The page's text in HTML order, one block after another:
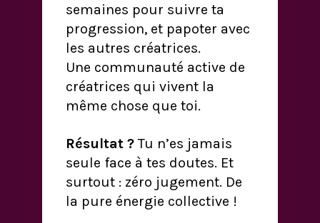
semaines pour suivre ta
progression, et papoter avec
les autres créatrices.
Une communauté active de
créatrices qui vivent la
même chose que toi.
Résultat ?Tu n’es jamais
seule face à tes doutes. Et
surtout : zéro jugement. De
la pure énergie collective !